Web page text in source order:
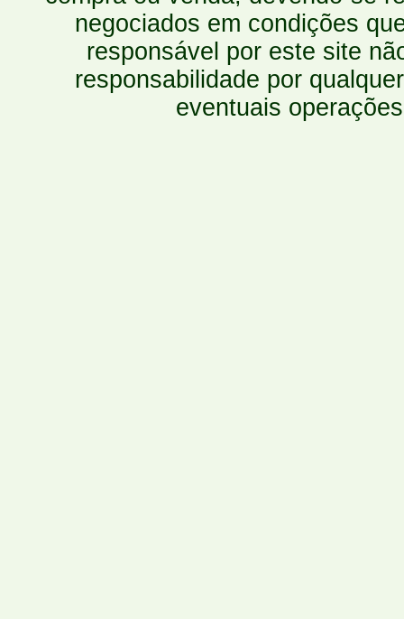
negociados em condições
responsável por este site
responsabilidade por
eventuais